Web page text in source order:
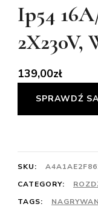
Ip54
2X230V,
139,00zł
SPRAWDŹ
SKU:
CATEGORY:
TAGS: